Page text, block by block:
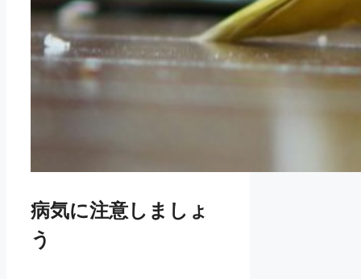
病気に注意しましょ
う